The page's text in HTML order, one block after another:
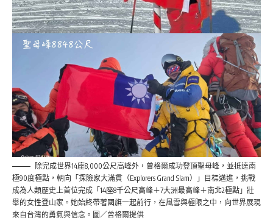
除完成世界14座8,000公尺高峰外，曾格爾成功登頂聖母峰，並抵達南
極90度極點，朝向「探險家大滿貫（Explorers Grand Slam）」目標邁進，挑戰
成為人類歷史上首位完成「14座8千公尺高峰＋7大洲最高峰＋南北2極點」壯
舉的女性登山家。她始終帶著國旗一起前行，在風雪與極限之中，向世界展現
來自台灣的勇氣與信念。圖／曾格爾提供